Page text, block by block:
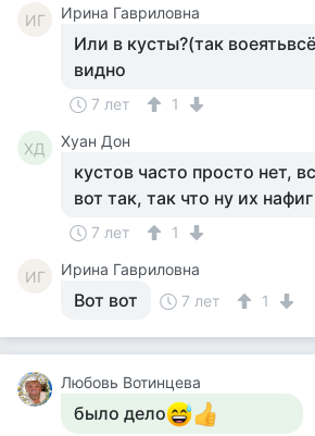
ИГ Ирина Гавриловна
Или в кусты?(так
видно
7 лет 1
ХД Хуан Дон
кустов часто просто нет,
вот так, так что ну их
7 лет 1
ИГ Ирина Гавриловна
Вот вот 7 лет 1
Любовь Вотинцева
было дело